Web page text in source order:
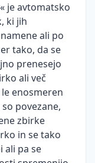
je avtomatsko
ki jih
ali po
tako, da se
prenesejo
ali več
enosmeren
povezane,
zbirke
in se tako
ali pa se